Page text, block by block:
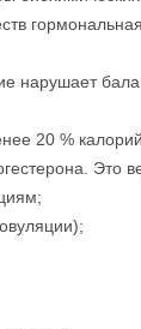
нарушает
20 %
Это